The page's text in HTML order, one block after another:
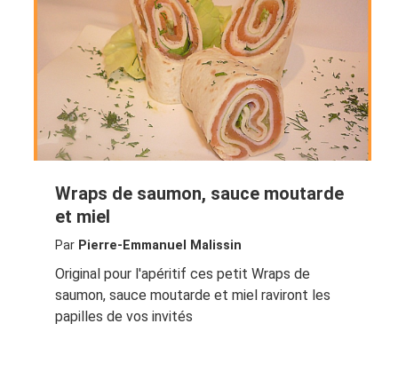
Wraps de saumon, sauce moutarde
et miel
Par Pierre-Emmanuel Malissin
Original pour l'apéritif ces petit Wraps de
saumon, sauce moutarde et miel raviront les
papilles de vos invités